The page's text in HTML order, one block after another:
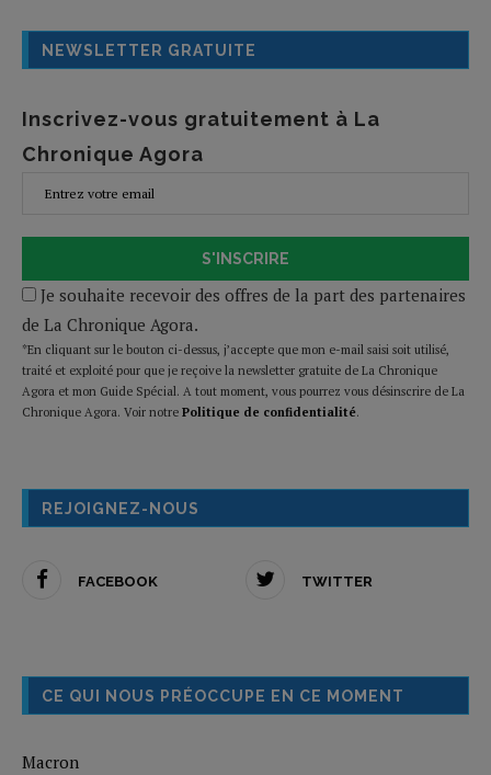
NEWSLETTER GRATUITE
Inscrivez-vous gratuitement à La
Chronique Agora
S'INSCRIRE
Je souhaite recevoir des offres de la part des partenaires
de La Chronique Agora.
*En cliquant sur le bouton ci-dessus, j’accepte que mon e-mail saisi soit utilisé,
traité et exploité pour que je reçoive la newsletter gratuite de La Chronique
Agora et mon Guide Spécial. A tout moment, vous pourrez vous désinscrire de La
Chronique Agora. Voir notre Politique de confidentialité.
REJOIGNEZ-NOUS
FACEBOOK TWITTER
CE QUI NOUS PRÉOCCUPE EN CE MOMENT
Macron